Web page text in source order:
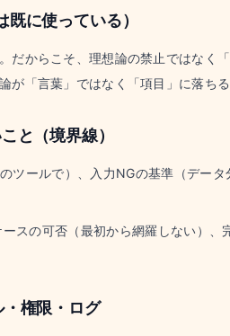
に使っている）
だからこそ、理想論の禁止ではなく
が「言葉」ではなく「項目」に落ち
と（境界線）
ツールで）、入力NGの基準（デー
スの可否（最初から網羅しない）
権限・ログ